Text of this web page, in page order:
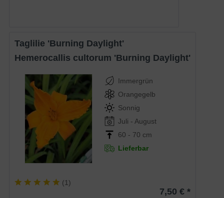
Taglilie 'Burning Daylight'
Hemerocallis cultorum 'Burning Daylight'
Immergrün
Orangegelb
Sonnig
Juli - August
60 - 70 cm
Lieferbar
(1)
7,50 € *